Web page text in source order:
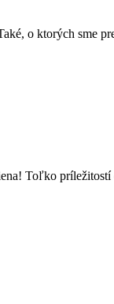
o ktorých sme
Toľko